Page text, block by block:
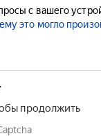
с вашего
это могло
продолжить